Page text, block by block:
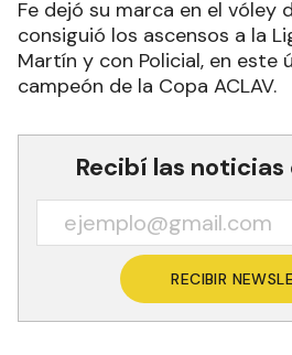
Fe dejó su marca en el vóley
consiguió los ascensos a la
Martín y con Policial, en este
campeón de la Copa ACLAV.
Recibí las
RECIBIR